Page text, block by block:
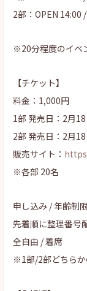
2部：OPEN 14:00
※20分程度のイベ
【チケット】
料金：1,000円
1部 発売日：2月
2部 発売日：2月
販売サイト：
※各部 20名
申し込み / 年齢制
先着順に整理番号
全自由 / 着席
※1部/2部どちらか